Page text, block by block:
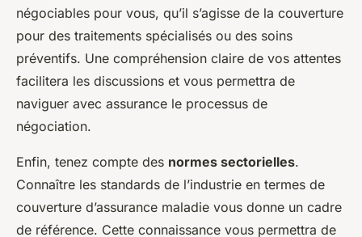
négociables pour vous, qu’il s’agisse de la couverture
pour des traitements spécialisés ou des soins
préventifs. Une compréhension claire de vos attentes
facilitera les discussions et vous permettra de
naviguer avec assurance le processus de
négociation.
Enfin, tenez compte des normes sectorielles.
Connaître les standards de l’industrie en termes de
couverture d’assurance maladie vous donne un cadre
de référence. Cette connaissance vous permettra de